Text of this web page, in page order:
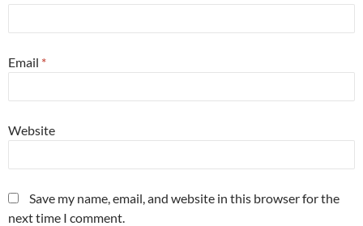
Email *
Website
Save my name, email, and website in this browser for the
next time I comment.